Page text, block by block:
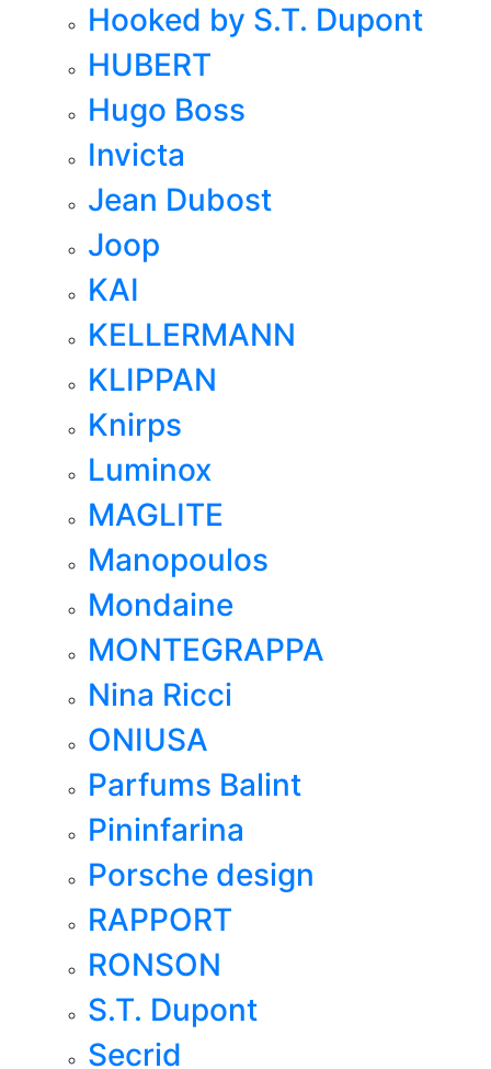
Hooked by S.T. Dupont
HUBERT
Hugo Boss
Invicta
Jean Dubost
Joop
KAI
KELLERMANN
KLIPPAN
Knirps
Luminox
MAGLITE
Manopoulos
Mondaine
MONTEGRAPPA
Nina Ricci
ONIUSA
Parfums Balint
Pininfarina
Porsche design
RAPPORT
RONSON
S.T. Dupont
Secrid